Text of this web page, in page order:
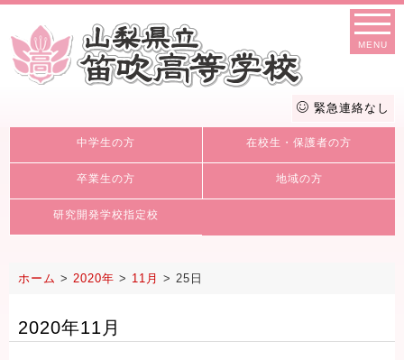
MENU
緊急連絡なし
中学生の方 在校生・保護者の方
卒業生の方 地域の方
研究開発学校指定校
ホーム > 2020年 > 11月 > 25日
2020年11月